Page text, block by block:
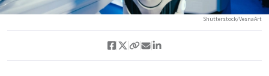
Shutterstock/VesnaArt